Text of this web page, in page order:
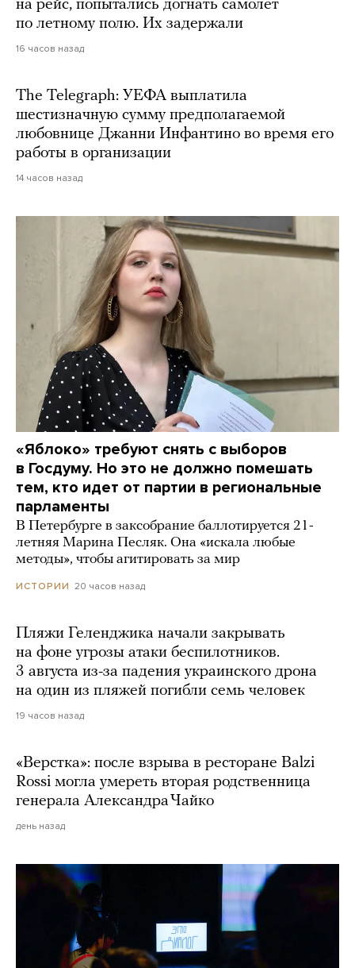
на рейс, попытались догнать самолет
по летному полю. Их задержали
16 часов назад
The Telegraph: УЕФА выплатила
шестизначную сумму предполагаемой
любовнице Джанни Инфантино во время его
работы в организации
14 часов назад
«Яблоко» требуют снять с выборов
в Госдуму. Но это не должно помешать
тем, кто идет от партии в региональные
парламенты
В Петербурге в заксобрание баллотируется 21-
летняя Марина Песляк. Она «искала любые
методы», чтобы агитировать за мир
ИСТОРИИ 20 часов назад
Пляжи Геленджика начали закрывать
на фоне угрозы атаки беспилотников.
3 августа из-за падения украинского дрона
на один из пляжей погибли семь человек
19 часов назад
«Верстка»: после взрыва в ресторане Balzi
Rossi могла умереть вторая родственница
генерала Александра Чайко
день назад